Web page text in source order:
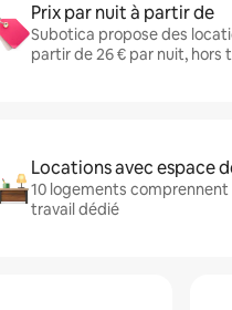
Prix par nuit à partir de
Subotica propose des
partir de 26 € par nuit, hors
Locations avec espace
10 logements
travail dédié